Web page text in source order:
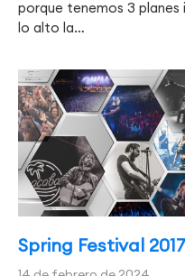
porque tenemos 3
lo alto la…
Spring Festival 2017